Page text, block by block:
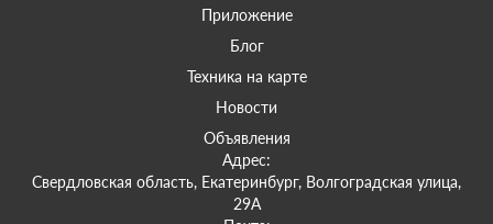
Приложение
Блог
Техника на карте
Новости
Объявления
Адрес:
Свердловская область, Екатеринбург, Волгоградская улица,
29А